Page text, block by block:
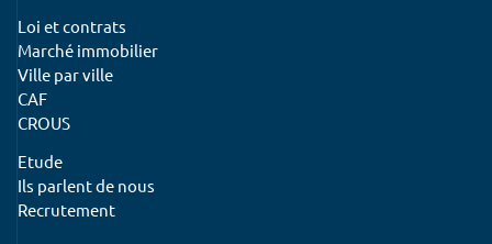
Loi et contrats
Marché immobilier
Ville par ville
CAF
CROUS
Etude
Ils parlent de nous
Recrutement